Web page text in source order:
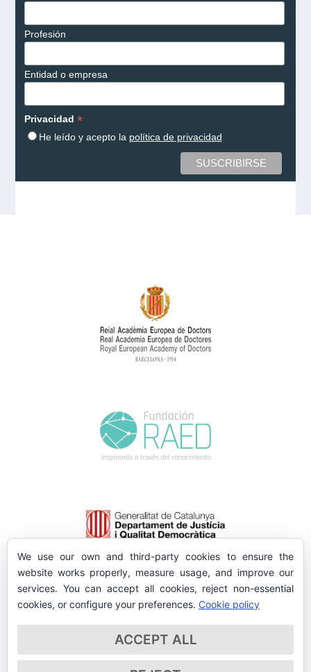
Profesión
Entidad o empresa
Privacidad *
He leído y acepto la política de privacidad
We use our own and third-party cookies to ensure the
website works properly, measure usage, and improve our
services. You can accept all cookies, reject non-essential
cookies, or configure your preferences. Cookie policy
ACCEPT ALL